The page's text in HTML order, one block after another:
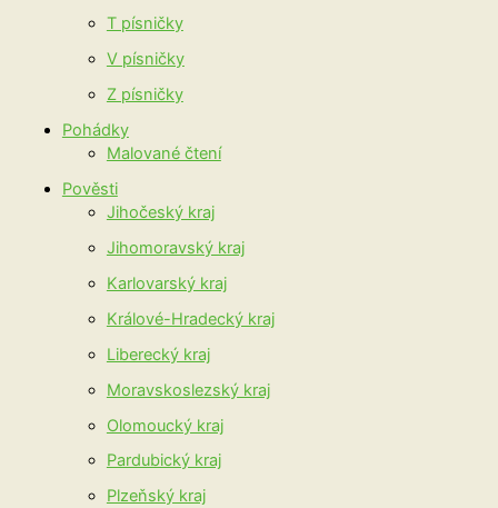
T písničky
V písničky
Z písničky
Pohádky
Malované čtení
Pověsti
Jihočeský kraj
Jihomoravský kraj
Karlovarský kraj
Králové-Hradecký kraj
Liberecký kraj
Moravskoslezský kraj
Olomoucký kraj
Pardubický kraj
Plzeňský kraj